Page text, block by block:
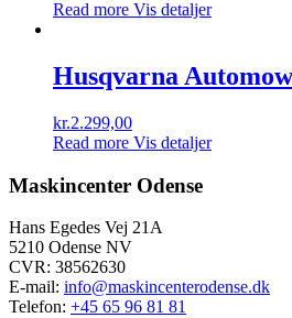
Read more Vis detaljer
Husqvarna
kr.2.299,00
Read more Vis detaljer
Maskincenter Odense
Hans Egedes Vej 21A
5210 Odense NV
CVR: 38562630
E-mail: info@maskincenterodense.dk
Telefon: +45 65 96 81 81